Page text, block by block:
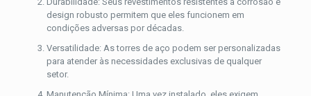
design robusto permitem que eles funcionem em
condições adversas por décadas.
Versatilidade: As torres de aço podem ser personalizadas
para atender às necessidades exclusivas de qualquer
setor.